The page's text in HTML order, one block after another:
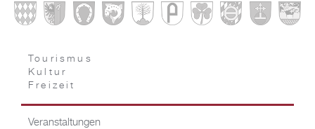
Tourismus
Kultur
Freizeit
Veranstaltungen